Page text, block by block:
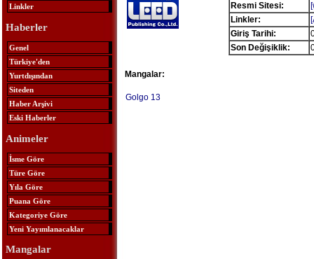
Linkler
Haberler
Genel
Türkiye'den
Yurtdışından
Siteden
Haber Arşivi
Eski Haberler
Animeler
İsme Göre
Türe Göre
Yıla Göre
Puana Göre
Kategoriye Göre
Yeni Yayımlanacaklar
Mangalar
Resmi Sitesi:
Linkler:
Giriş Tarihi:
Son Değişiklik:
Mangalar:
Golgo 13